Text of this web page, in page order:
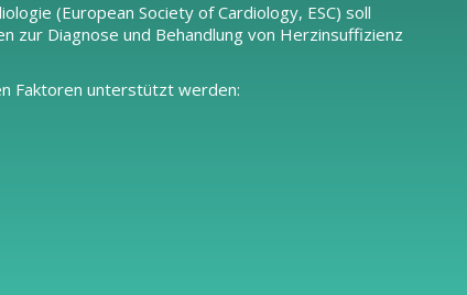
(European Society of Cardiology, ESC) soll
zur Diagnose und Behandlung von Herzinsuffizienz
Faktoren unterstützt werden: